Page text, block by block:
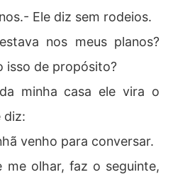
Ele diz sem rodeios.
nos meus planos?
isso de propósito?
minha casa ele vira o
diz:
venho para conversar.
me olhar, faz o seguinte,